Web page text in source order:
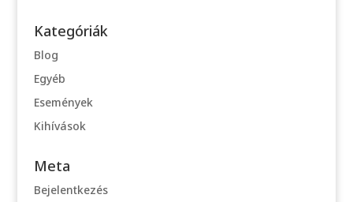
Kategóriák
Blog
Egyéb
Események
Kihívások
Meta
Bejelentkezés